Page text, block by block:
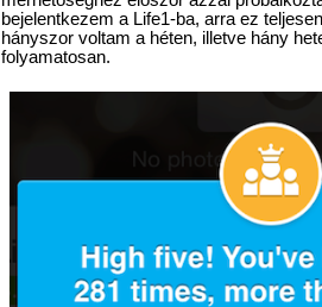
bejelentkezem a Life1-ba, arra ez
hányszor voltam a héten, illetve hány
folyamatosan.